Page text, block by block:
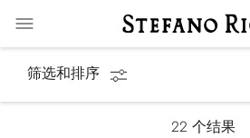
筛选和排序
22 个结果